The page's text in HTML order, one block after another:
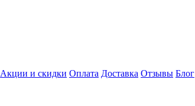
Акции и скидки Оплата Доставка Отзывы Блог